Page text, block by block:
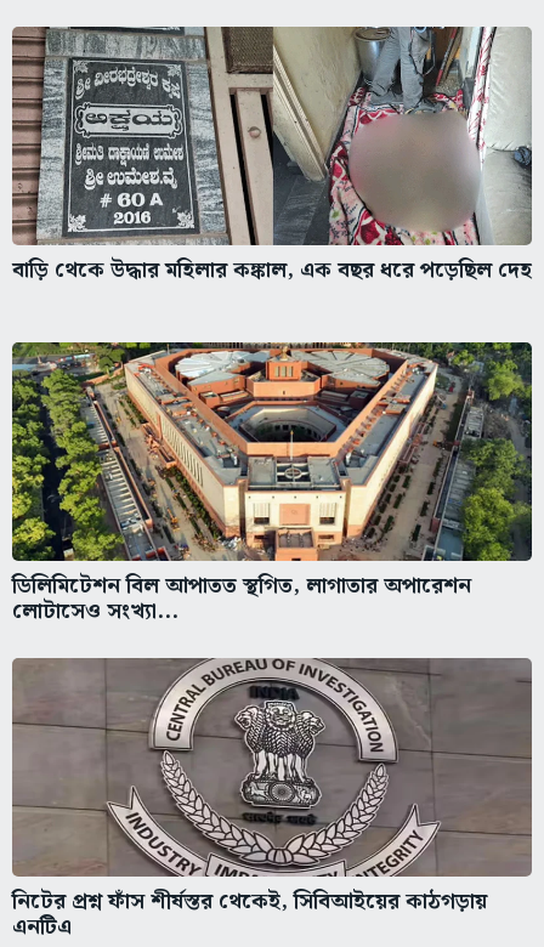
বাড়ি থেকে উদ্ধার মহিলার কঙ্কাল, এক বছর ধরে পড়েছিল দেহ
ডিলিমিটেশন বিল আপাতত স্থগিত, লাগাতার অপারেশন
লোটাসেও সংখ্যা...
নিটের প্রশ্ন ফাঁস শীর্ষস্তর থেকেই, সিবিআইয়ের কাঠগড়ায়
এনটিএ